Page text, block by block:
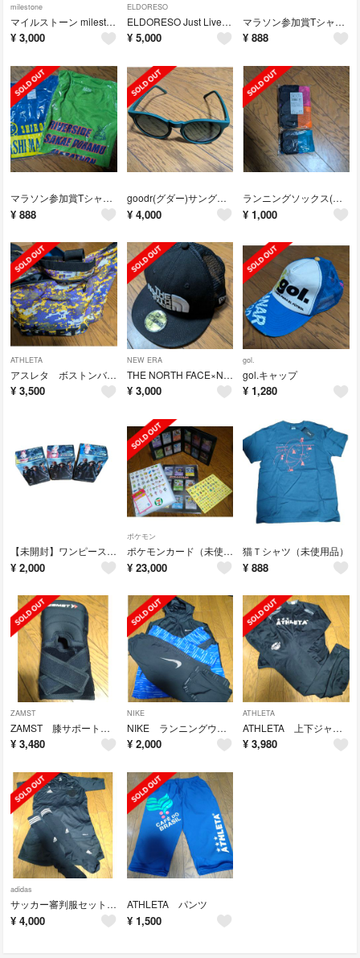
milestone
マイルストーン milestone ORIGINAL CAP オリジナルキャッ…
¥ 3,000
ELDORESO
ELDORESO Just Live Tee Tシャツ
¥ 5,000
マラソン参加賞Tシャツ(未使用)
¥ 888
マラソン参加賞Tシャツ(未使用)
¥ 888
goodr(グダー)サングラス
¥ 4,000
ランニングソックス(レディース)
¥ 1,000
ATHLETA
アスレタ ボストンバッグ
¥ 3,500
NEW ERA
THE NORTH FACE×NEW ERA メッシュキャップ
¥ 3,000
gol.
gol.キャップ
¥ 1,280
【未開封】ワンピース フィギュア3体SET
¥ 2,000
ポケモン
ポケモンカード（未使用） 他
¥ 23,000
猫Ｔシャツ（未使用品）
¥ 888
ZAMST
ZAMST 膝サポート（ZK-7）
¥ 3,480
NIKE
NIKE ランニングウェア 上下セット
¥ 2,000
ATHLETA
ATHLETA 上下ジャージ
¥ 3,980
adidas
サッカー審判服セットと小物
¥ 4,000
ATHLETA パンツ
¥ 1,500